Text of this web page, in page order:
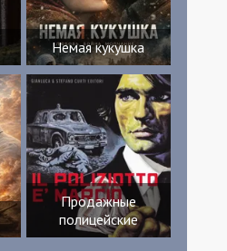
Немая кукушка
Продажные
полицейские